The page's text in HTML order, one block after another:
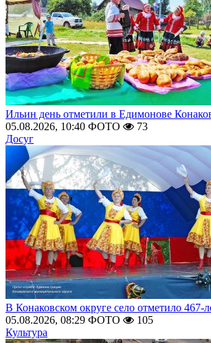
Ильин день отметили в Едимонове
05.08.2026, 10:40 ФОТО
73
Досуг
В Конаковском округе село отметило 467-
05.08.2026, 08:29 ФОТО
105
Культура